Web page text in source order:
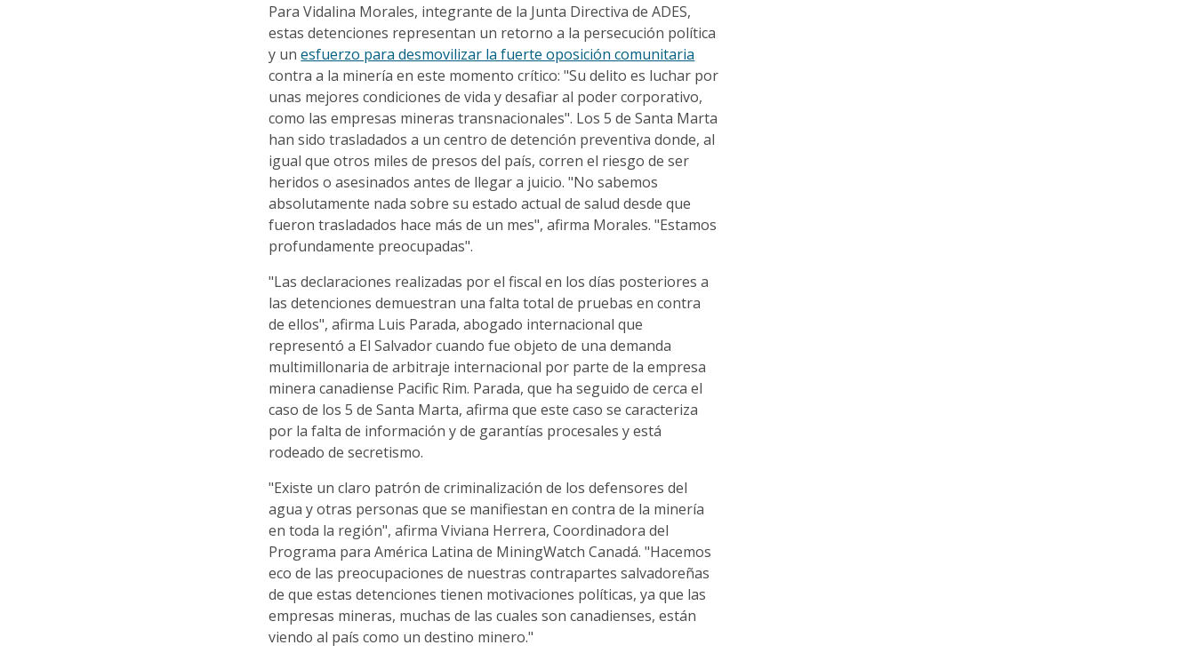
Para Vidalina Morales, integrante de la Junta Directiva de ADES,
estas detenciones representan un retorno a la persecución política
y unesfuerzo para desmovilizar la fuerte oposición comunitaria
contra a la minería en este momento crítico: "Su delito es luchar por
unas mejores condiciones de vida y desafiar al poder corporativo,
como las empresas mineras transnacionales". Los 5 de Santa Marta
han sido trasladados a un centro de detención preventiva donde, al
igual que otros miles de presos del país, corren el riesgo de ser
heridos o asesinados antes de llegar a juicio. "No sabemos
absolutamente nada sobre su estado actual de salud desde que
fueron trasladados hace más de un mes", afirma Morales. "Estamos
profundamente preocupadas".
"Las declaraciones realizadas por el fiscal en los días posteriores a
las detenciones demuestran una falta total de pruebas en contra
de ellos", afirma Luis Parada, abogado internacional que
representó a El Salvador cuando fue objeto de una demanda
multimillonaria de arbitraje internacional por parte de la empresa
minera canadiense Pacific Rim. Parada, que ha seguido de cerca el
caso de los 5 de Santa Marta, afirma que este caso se caracteriza
por la falta de información y de garantías procesales y está
rodeado de secretismo.
"Existe un claro patrón de criminalización de los defensores del
agua y otras personas que se manifiestan en contra de la minería
en toda la región", afirma Viviana Herrera, Coordinadora del
Programa para América Latina de MiningWatch Canadá. "Hacemos
eco de las preocupaciones de nuestras contrapartes salvadoreñas
de que estas detenciones tienen motivaciones políticas, ya que las
empresas mineras, muchas de las cuales son canadienses, están
viendo al país como un destino minero."